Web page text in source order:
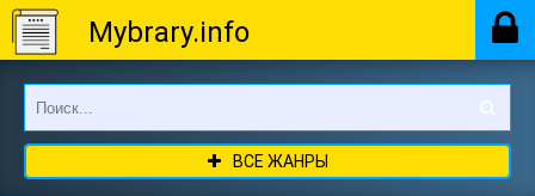
Mybrary.info
ВСЕ ЖАНРЫ